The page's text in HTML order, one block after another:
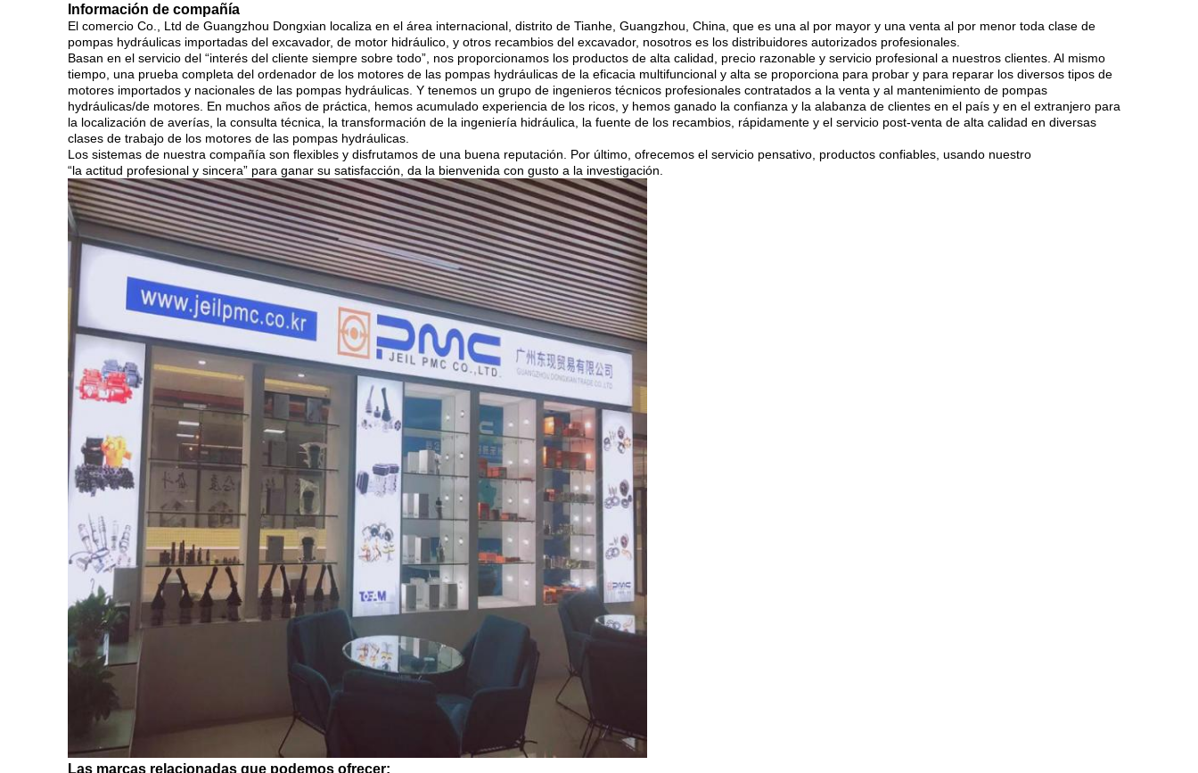
Información de compañía
El comercio Co., Ltd de Guangzhou Dongxian localiza en el área internacional, distrito de Tianhe, Guangzhou, China, que es una al por mayor y una venta al por menor toda clase de
pompas hydráulicas importadas del excavador, de motor hidráulico, y otros recambios del excavador, nosotros es los distribuidores autorizados profesionales.
Basan en el servicio del “interés del cliente siempre sobre todo”, nos proporcionamos los productos de alta calidad, precio razonable y servicio profesional a nuestros clientes. Al mismo
tiempo, una prueba completa del ordenador de los motores de las pompas hydráulicas de la eficacia multifuncional y alta se proporciona para probar y para reparar los diversos tipos de
motores importados y nacionales de las pompas hydráulicas. Y tenemos un grupo de ingenieros técnicos profesionales contratados a la venta y al mantenimiento de pompas
hydráulicas/de motores. En muchos años de práctica, hemos acumulado experiencia de los ricos, y hemos ganado la confianza y la alabanza de clientes en el país y en el extranjero para
la localización de averías, la consulta técnica, la transformación de la ingeniería hidráulica, la fuente de los recambios, rápidamente y el servicio post-venta de alta calidad en diversas
clases de trabajo de los motores de las pompas hydráulicas.
Los sistemas de nuestra compañía son flexibles y disfrutamos de una buena reputación. Por último, ofrecemos el servicio pensativo, productos confiables, usando nuestro
“la actitud profesional y sincera” para ganar su satisfacción, da la bienvenida con gusto a la investigación.
Las marcas relacionadas que podemos ofrecer: